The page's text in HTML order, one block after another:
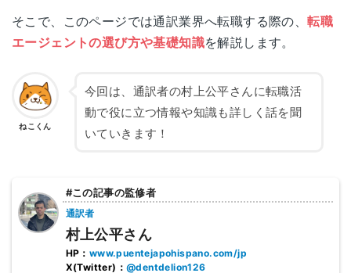
そこで、このページでは通訳業界へ転職する際の、転職
エージェントの選び方や基礎知識を解説します。
ねこくん
今回は、通訳者の村上公平さんに転職活
動で役に立つ情報や知識も詳しく話を聞
いていきます！
#この記事の監修者
通訳者
村上公平さん
HP： www.puentejapohispano.com/jp
X(Twitter)： @dentdelion126